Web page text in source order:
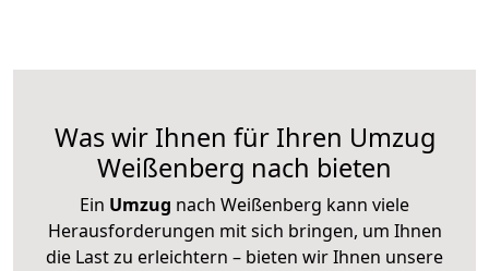
Was wir Ihnen für Ihren Umzug
Weißenberg nach bieten
Ein Umzug nach Weißenberg kann viele
Herausforderungen mit sich bringen, um Ihnen
die Last zu erleichtern – bieten wir Ihnen unsere